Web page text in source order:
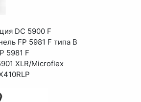
DC 5900 F
FP 5981 F типа В
5981 F
XLR/Microflex